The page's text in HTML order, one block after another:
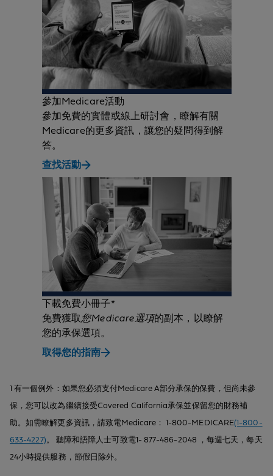
參加Medicare活動
參加免費的實體或線上研討會，瞭解有關
Medicare的更多資訊，讓您的疑問得到解
答。
查找活動
下載免費小冊子*
免費獲取您Medicare選項的副本，以瞭解
您的承保選項。
取得您的指南
1 有一個例外：如果您必須支付Medicare A部分承保的保費，但尚未參
保，您可以改為繼續接受Covered California承保並保留您的財務補
助。如需瞭解更多資訊，請致電Medicare： 1-800-MEDICARE(1-800-
633-4227) 。 聽障和語障人士可致電1- 877-486-2048 ，每週七天，每天
24小時提供服務，節假日除外。